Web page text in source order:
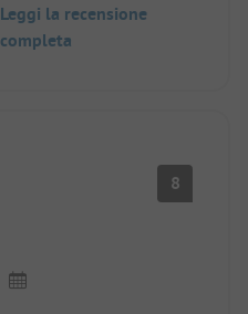
Leggi la recensione
completa
8